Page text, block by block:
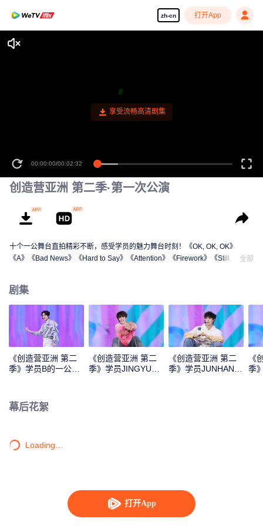
zh-cn 打开App
打开App
享受流畅高清剧集
00:00:00/00:02:32
创造营亚洲 第二季·第一次公演
十个一公舞台直拍精彩不断，感受学员的魅力舞台时刻！《OK, OK, OK》
《A》《Bad News》《Hard to Say》《Attention》《Firework》《Still
全部
剧集
《创造营亚洲 第二
季》学员B的一公直
《创造营亚洲 第二
季》学员JINGYU的
《创造营亚洲 第二
季》学员JUNHAN的
《
季
幕后花絮
Loading…